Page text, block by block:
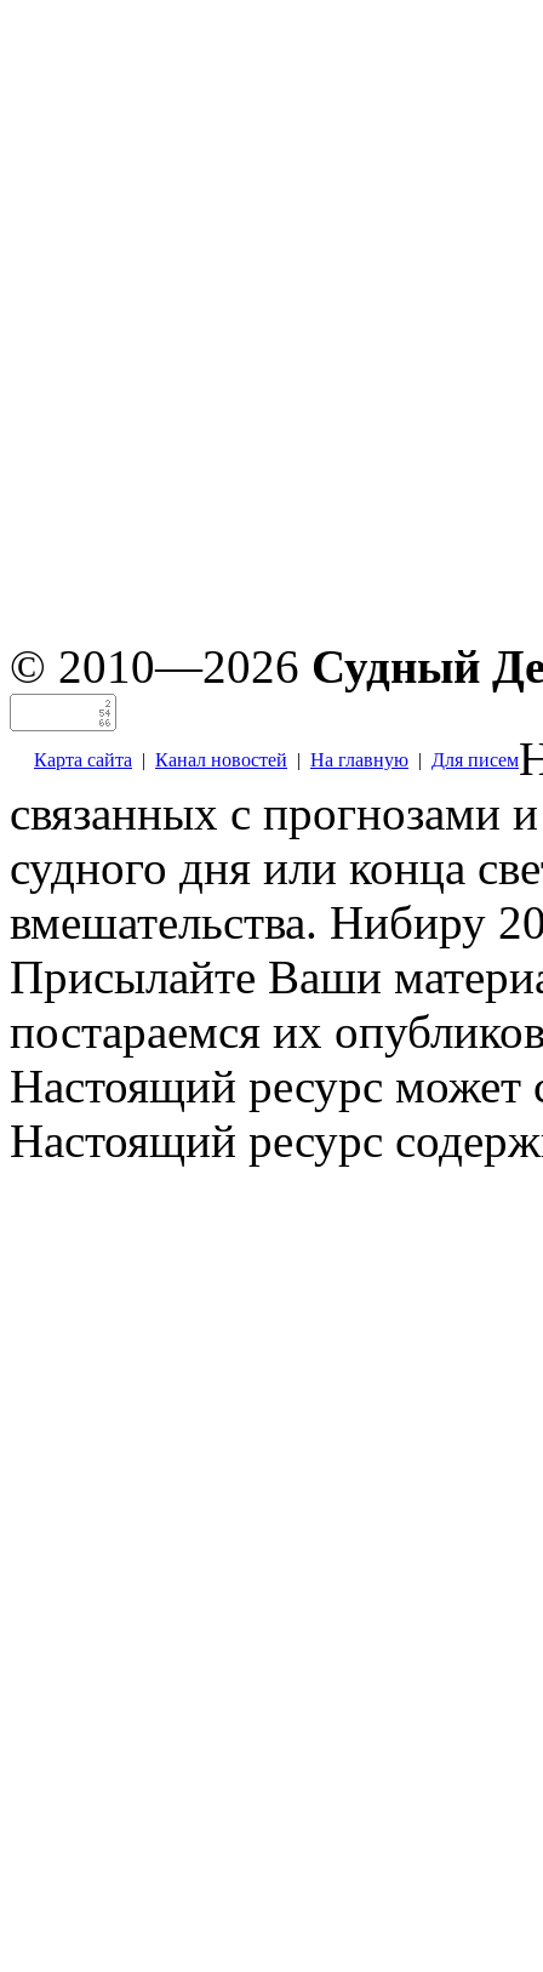
© 2010—2026 Судный
Карта сайта | Канал новостей | На главную | Для писем
связанных с прогнозами
судного дня или конца
вмешательства. Нибиру
Присылайте Ваши
постараемся их
Настоящий ресурс может
Настоящий ресурс